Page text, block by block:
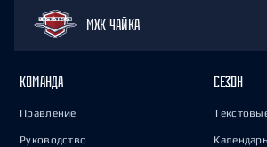
МХК ЧАЙКА
КОМАНДА
Правление
Руководство
СЕЗОН